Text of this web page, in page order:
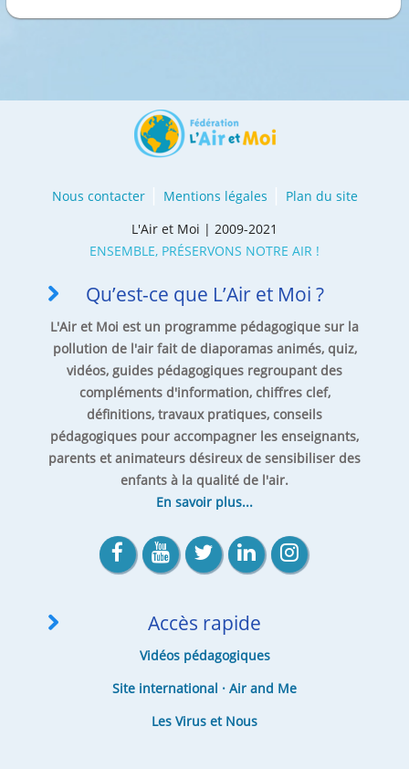
Nous contacter Mentions légales
Plan du site
L'Air et Moi | 2009-2021
ENSEMBLE, PRÉSERVONS NOTRE AIR !
Qu’est-ce que L’Air et Moi ?
L'Air et Moi est un programme pédagogique sur la
pollution de l'air fait de diaporamas animés, quiz,
vidéos, guides pédagogiques regroupant des
compléments d'information, chiffres clef,
définitions, travaux pratiques, conseils
pédagogiques pour accompagner les enseignants,
parents et animateurs désireux de sensibiliser des
enfants à la qualité de l'air.
En savoir plus...
Accès rapide
Vidéos pédagogiques
Site international · Air and Me
Les Virus et Nous